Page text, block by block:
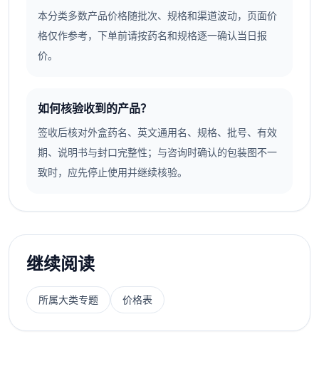
本分类多数产品价格随批次、规格和渠道波动，页面价
格仅作参考，下单前请按药名和规格逐一确认当日报
价。
如何核验收到的产品？
签收后核对外盒药名、英文通用名、规格、批号、有效
期、说明书与封口完整性；与咨询时确认的包装图不一
致时，应先停止使用并继续核验。
继续阅读
所属大类专题 价格表